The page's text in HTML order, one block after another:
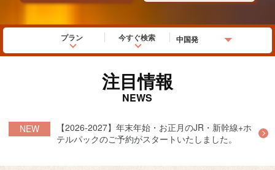
プラン 今すぐ検索
注目情報
NEWS
NEW
【2026-2027】年末年始・お正月のJR・新幹線+ホ
テルパックのご予約がスタートいたしました。